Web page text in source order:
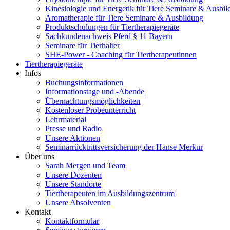
Kinesiologie und Energetik für Tiere Seminare &
Aromatherapie für Tiere Seminare & Ausbildung
Produktschulungen für Tiertherapiegeräte
Sachkundenachweis Pferd § 11 Bayern
Seminare für Tierhalter
SHE-Power - Coaching für Tiertherapeutinnen
Tiertherapiegeräte
Infos
Buchungsinformationen
Informationstage und -Abende
Übernachtungsmöglichkeiten
Kostenloser Probeunterricht
Lehrmaterial
Presse und Radio
Unsere Aktionen
Seminarrücktrittsversicherung der Hanse Merkur
Über uns
Sarah Mergen und Team
Unsere Dozenten
Unsere Standorte
Tiertherapeuten im Ausbildungszentrum
Unsere Absolventen
Kontakt
Kontaktformular